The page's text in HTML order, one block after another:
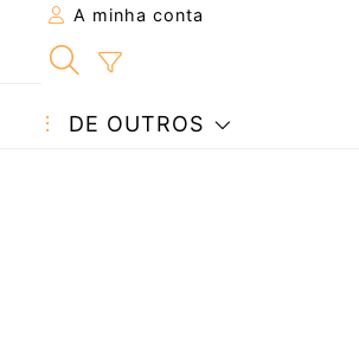
A minha conta
DE OUTROS